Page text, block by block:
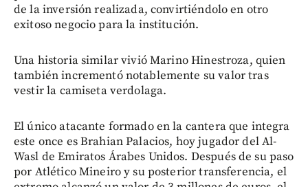
de la inversión realizada, convirtiéndolo en otro
exitoso negocio para la institución.
Una historia similar vivió Marino Hinestroza, quien
también incrementó notablemente su valor tras
vestir la camiseta verdolaga.
El único atacante formado en la cantera que integra
este once es Brahian Palacios, hoy jugador del Al-
Wasl de Emiratos Árabes Unidos. Después de su paso
por Atlético Mineiro y su posterior transferencia, el